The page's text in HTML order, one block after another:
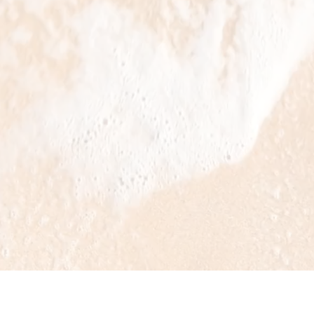
avec Solu Bio
"0"